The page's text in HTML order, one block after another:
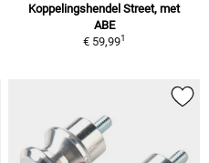
Koppelingshendel Street, met
ABE
€ 59,991